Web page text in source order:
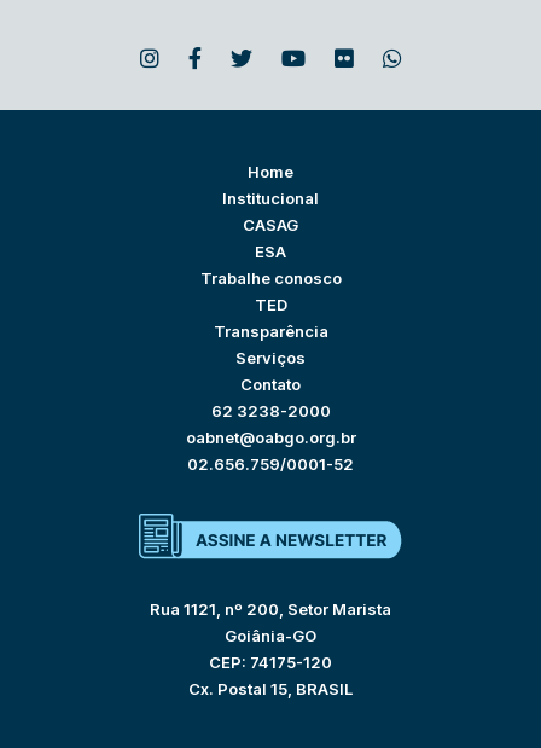
Home
Institucional
CASAG
ESA
Trabalhe conosco
TED
Transparência
Serviços
Contato
62 3238-2000
oabnet@oabgo.org.br
02.656.759/0001-52
Rua 1121, nº 200, Setor Marista
Goiânia-GO
CEP: 74175-120
Cx. Postal 15, BRASIL